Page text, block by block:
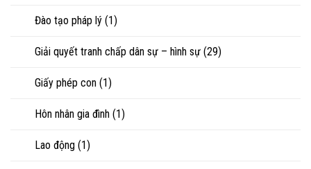
Đào tạo pháp lý (1)
Giải quyết tranh chấp dân sự – hình sự (29)
Giấy phép con (1)
Hôn nhân gia đình (1)
Lao động (1)